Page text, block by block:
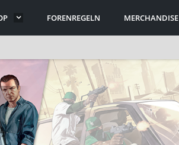
FORENREGELN MERCHANDISE